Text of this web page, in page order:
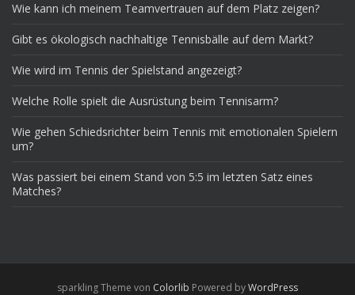
Wie kann ich meinem Teamvertrauen auf dem Platz zeigen?
Gibt es ökologisch nachhaltige Tennisbälle auf dem Markt?
Wie wird im Tennis der Spielstand angezeigt?
Welche Rolle spielt die Ausrüstung beim Tennisarm?
Wie gehen Schiedsrichter beim Tennis mit emotionalen Spielern
um?
Was passiert bei einem Stand von 5:5 im letzten Satz eines
Matches?
sparkling Theme von Colorlib Powered byWordPress